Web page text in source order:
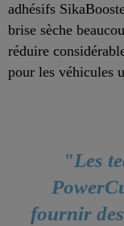
adhésifs
brise sèche
réduire
pour les véhicules
"Les
fournir